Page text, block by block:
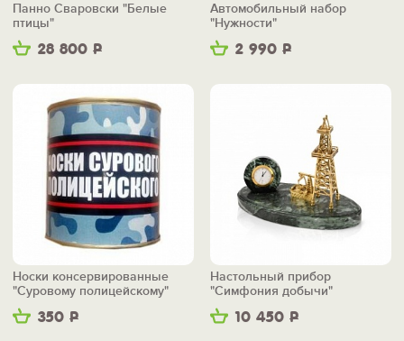
28 800 Р
Панно Сваровски "Белые
птицы"
2 990 Р
Автомобильный набор
"Нужности"
350 Р
Носки консервированные
"Суровому полицейскому"
10 450 Р
Настольный прибор
"Симфония добычи"